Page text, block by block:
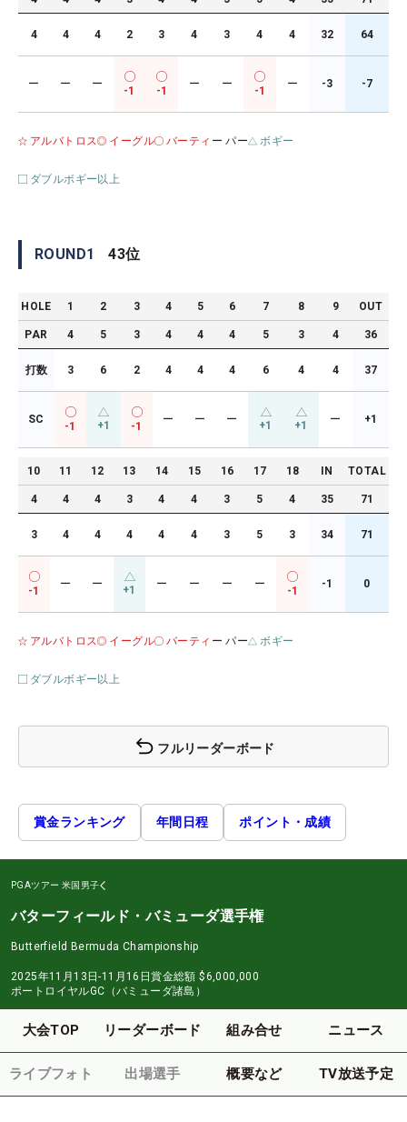
4 4 4 2 3 4 3 4 4 32 64
ー ー ー
-1 -1
ー ー
-1
ー -3 -7
アルバトロス イーグル バーティ ー パー ボギー
ダブルボギー以上
ROUND1 43位
HOLE 1 2 3 4 5 6 7 8 9 OUT
PAR 4 5 3 4 4 4 5 3 4 36
打数 3 6 2 4 4 4 6 4 4 37
SC
-1 +1 -1
ー ー ー +1 +1 ー +1
10 11 12 13 14 15 16 17 18 IN TOTAL
4 4 4 3 4 4 3 5 4 35 71
3 4 4 4 4 4 3 5 3 34 71
-1
ー ー +1 ー ー ー ー
-1
-1 0
アルバトロス イーグル バーティ ー パー ボギー
ダブルボギー以上
フルリーダーボード
賞金ランキング 年間日程 ポイント・成績
PGAツアー 米国男子
バターフィールド・バミューダ選手権
Butterfield Bermuda Championship
2025年11月13日-11月16日賞金総額 $6,000,000
ポートロイヤルGC（バミューダ諸島）
大会TOP リーダーボード 組み合せ ニュース
ライブフォト 出場選手 概要など TV放送予定